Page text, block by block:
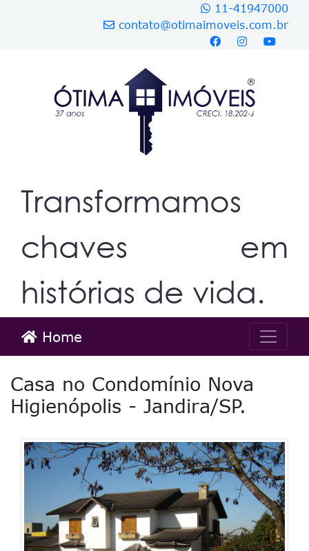
11-41947000
contato@otimaimoveis.com.br
Transformamos
chaves em
histórias de vida.
Home
Casa no Condomínio Nova
Higienópolis - Jandira/SP.